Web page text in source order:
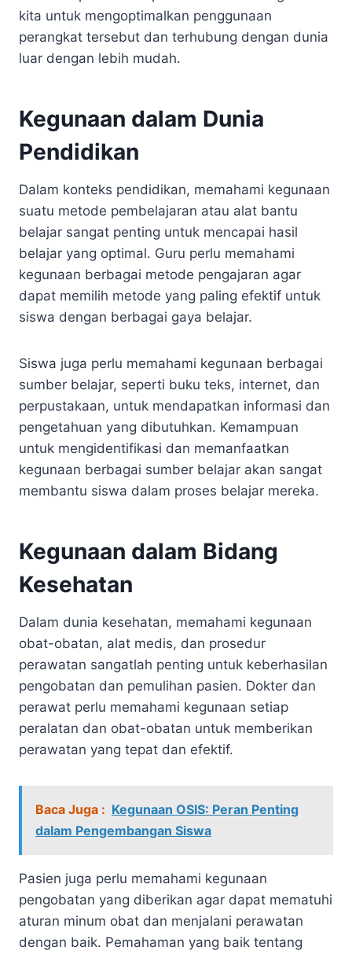
kita untuk mengoptimalkan penggunaan
perangkat tersebut dan terhubung dengan dunia
luar dengan lebih mudah.
Kegunaan dalam Dunia
Pendidikan
Dalam konteks pendidikan, memahami kegunaan
suatu metode pembelajaran atau alat bantu
belajar sangat penting untuk mencapai hasil
belajar yang optimal. Guru perlu memahami
kegunaan berbagai metode pengajaran agar
dapat memilih metode yang paling efektif untuk
siswa dengan berbagai gaya belajar.
Siswa juga perlu memahami kegunaan berbagai
sumber belajar, seperti buku teks, internet, dan
perpustakaan, untuk mendapatkan informasi dan
pengetahuan yang dibutuhkan. Kemampuan
untuk mengidentifikasi dan memanfaatkan
kegunaan berbagai sumber belajar akan sangat
membantu siswa dalam proses belajar mereka.
Kegunaan dalam Bidang
Kesehatan
Dalam dunia kesehatan, memahami kegunaan
obat-obatan, alat medis, dan prosedur
perawatan sangatlah penting untuk keberhasilan
pengobatan dan pemulihan pasien. Dokter dan
perawat perlu memahami kegunaan setiap
peralatan dan obat-obatan untuk memberikan
perawatan yang tepat dan efektif.
Baca Juga : Kegunaan OSIS: Peran Penting
dalam Pengembangan Siswa
Pasien juga perlu memahami kegunaan
pengobatan yang diberikan agar dapat mematuhi
aturan minum obat dan menjalani perawatan
dengan baik. Pemahaman yang baik tentang